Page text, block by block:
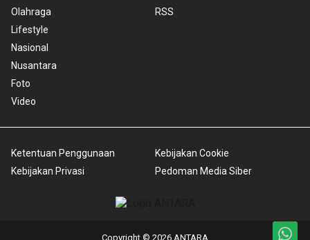
Olahraga
Lifestyle
Nasional
Nusantara
Foto
Video
RSS
Ketentuan Penggunaan
Kebijakan Privasi
Kebijakan Cookie
Pedoman Media Siber
Copyright © 2026 ANTARA